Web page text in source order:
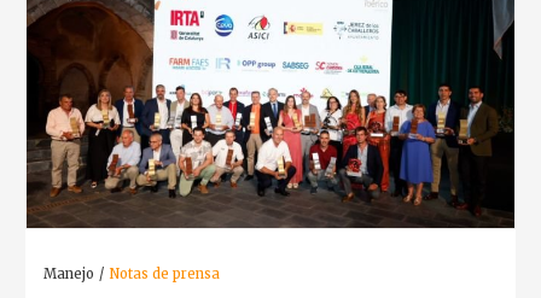
Manejo Notas de prensa